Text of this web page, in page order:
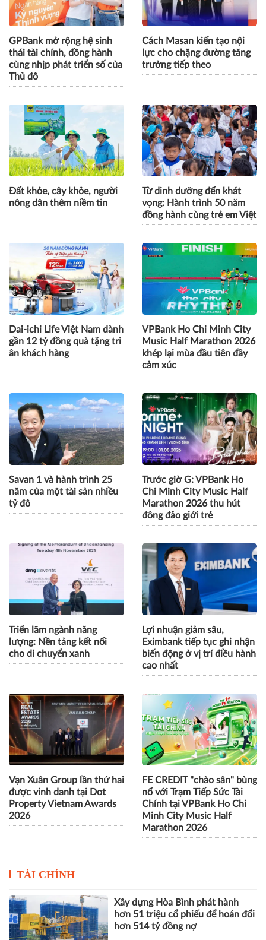
GPBank mở rộng hệ sinh
thái tài chính, đồng hành
cùng nhịp phát triển số của
Thủ đô
Cách Masan kiến tạo nội
lực cho chặng đường tăng
trưởng tiếp theo
Đất khỏe, cây khỏe, người
nông dân thêm niềm tin
Từ dinh dưỡng đến khát
vọng: Hành trình 50 năm
đồng hành cùng trẻ em Việt
Dai-ichi Life Việt Nam dành
gần 12 tỷ đồng quà tặng tri
ân khách hàng
VPBank Ho Chi Minh City
Music Half Marathon 2026
khép lại mùa đầu tiên đầy
cảm xúc
Savan 1 và hành trình 25
năm của một tài sản nhiều
tỷ đô
Trước giờ G: VPBank Ho
Chi Minh City Music Half
Marathon 2026 thu hút
đông đảo giới trẻ
Triển lãm ngành năng
lượng: Nền tảng kết nối
cho di chuyển xanh
Lợi nhuận giảm sâu,
Eximbank tiếp tục ghi nhận
biến động ở vị trí điều hành
cao nhất
Vạn Xuân Group lần thứ hai
được vinh danh tại Dot
Property Vietnam Awards
2026
FE CREDIT "chào sân" bùng
nổ với Trạm Tiếp Sức Tài
Chính tại VPBank Ho Chi
Minh City Music Half
Marathon 2026
TÀI CHÍNH
Xây dựng Hòa Bình phát hành
hơn 51 triệu cổ phiếu để hoán đổi
hơn 514 tỷ đồng nợ